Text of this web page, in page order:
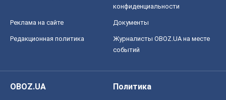
конфиденциальности
Реклама на сайте Документы
Редакционная политика
Журналисты OBOZ.UA на месте
событий
OBOZ.UA
Политика